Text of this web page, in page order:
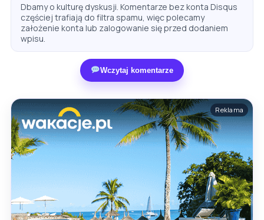
Dbamy o kulturę dyskusji. Komentarze bez konta Disqus
częściej trafiają do filtra spamu, więc polecamy
założenie konta lub zalogowanie się przed dodaniem
wpisu.
Wczytaj komentarze
Reklama